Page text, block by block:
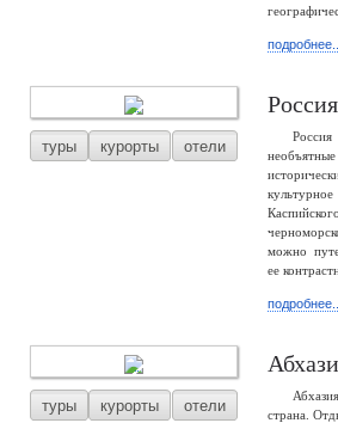
подробнее...
туры курорты отели
Россия
можно
ее
подробнее...
туры курорты отели
страна.